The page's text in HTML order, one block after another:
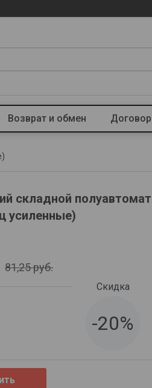
Возврат и обмен
складной
усиленные)
81,25руб.
-20%